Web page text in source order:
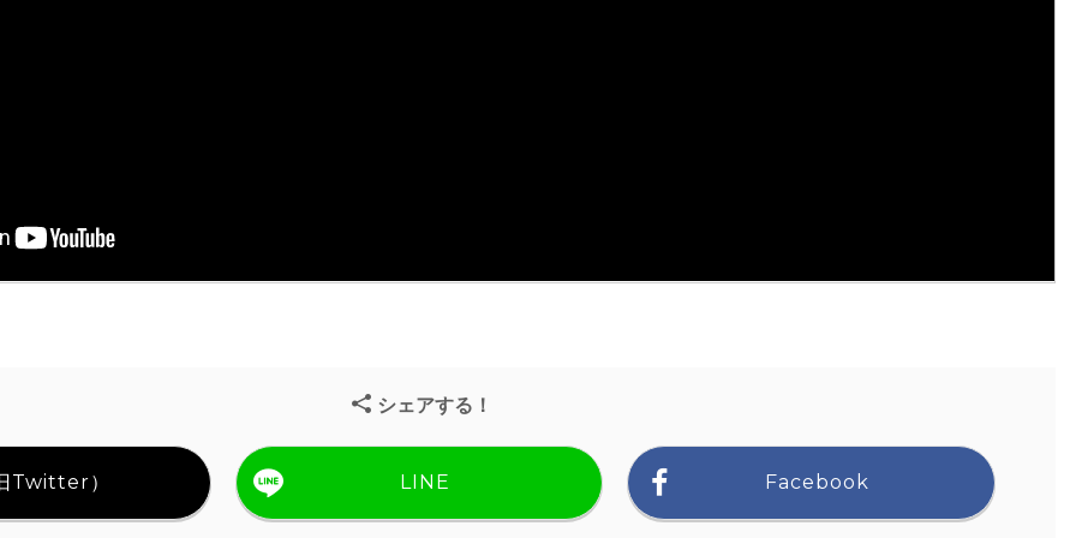
シェアする！
Twitter） LINE Facebook